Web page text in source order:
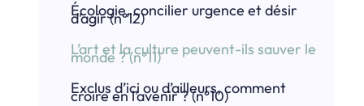
Écologie, concilier urgence et désir
d’agir (n°12)
L’art et la culture peuvent-ils sauver le
monde ? (n°11)
Exclus d’ici ou d’ailleurs, comment
croire en l’avenir ? (n°10)